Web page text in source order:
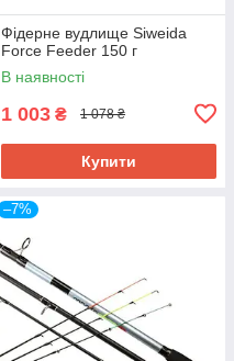
Фідерне вудлище Siweida
Force Feeder 150 г
В наявності
1 003 ₴ 1 078 ₴
Купити
–7%